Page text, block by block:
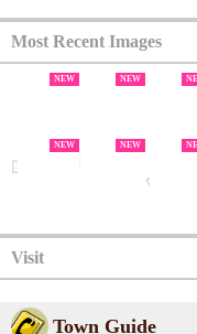
Most Recent Images
NEW NEW
NEW NEW
Visit
Town Guide